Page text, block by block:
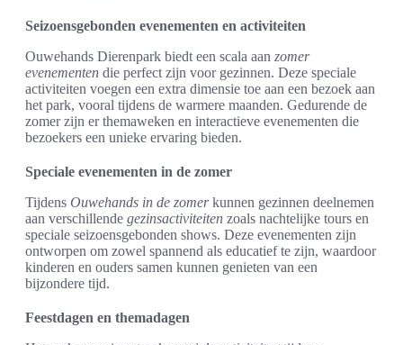
Seizoensgebonden evenementen en activiteiten
Ouwehands Dierenpark biedt een scala aan zomer
evenementen die perfect zijn voor gezinnen. Deze speciale
activiteiten voegen een extra dimensie toe aan een bezoek aan
het park, vooral tijdens de warmere maanden. Gedurende de
zomer zijn er themaweken en interactieve evenementen die
bezoekers een unieke ervaring bieden.
Speciale evenementen in de zomer
Tijdens Ouwehands in de zomerkunnen gezinnen deelnemen
aan verschillende gezinsactiviteiten zoals nachtelijke tours en
speciale seizoensgebonden shows. Deze evenementen zijn
ontworpen om zowel spannend als educatief te zijn, waardoor
kinderen en ouders samen kunnen genieten van een
bijzondere tijd.
Feestdagen en themadagen